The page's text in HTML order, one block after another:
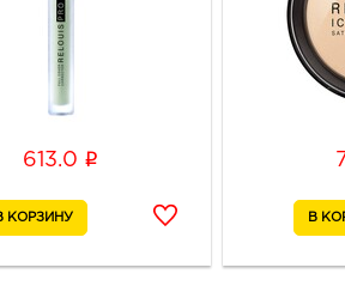
552.0
613.0 i